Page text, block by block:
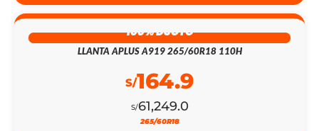
100% DSCTO
LLANTA APLUS A919 265/60R18 110H
S/61,249.0
S/164.9
265/60R18